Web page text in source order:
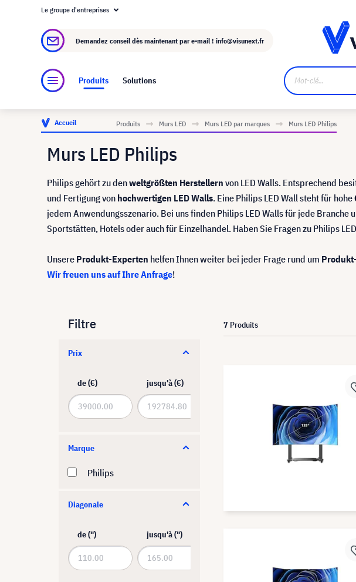
À propos de visunext.fr
Le groupe d'entreprises
Demandez conseil dès maintenant par e-mail ! info@visunext.fr
Produits Solutions
Accueil Produits Murs LED Murs LED par marques Murs LED Philips
Murs LED Philips
Philips gehört zu denweltgrößten Herstellern von LED Walls. Entsprechend
und Fertigung von hochwertigen LED Walls. Eine Philips LED Wall steht für hohe
jedem Anwendungsszenario. Bei uns finden Philips LED Walls für jede Branche
Sportstätten, Hotels oder auch für Einzelhandel. Haben Sie Fragen zu Philips
Unsere Produkt-Experten helfen Ihnen weiter bei jeder Frage rund um
Wir freuen uns auf Ihre Anfrage!
Filtre
Prix
de (€) jusqu'à (€)
Marque
Philips
Diagonale
de (") jusqu'à (")
7 Produits